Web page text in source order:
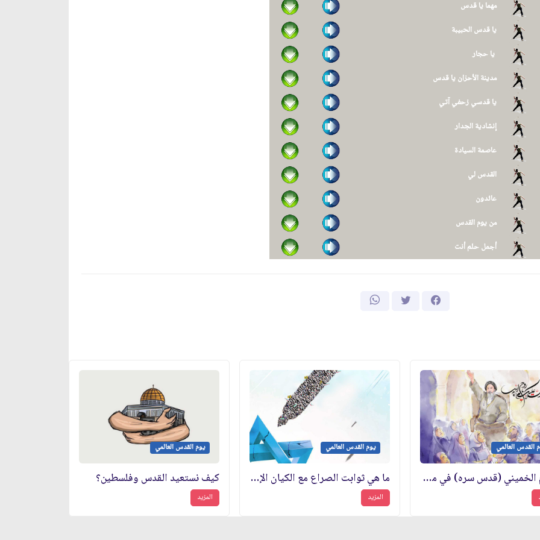
مهما يا قدس
يا قدس الحبيبة
يا حجار
مدينة الأحزان يا قدس
يا قدسي زحفي آتي
إنشادية الجدار
عاصمة السيادة
القدس لي
عائدون
من يوم القدس
أجمل حلم أنت
القدس العالمي
الإمام الخميني (قدس سره) في مواجهة المشروع الصهيوني
يوم القدس العالمي
ما هي ثوابت الصراع مع الكيان الإسرائيليّ الغاصب؟
المزيد
يوم القدس العالمي
كيف نستعيد القدس وفلسطين؟
المزيد